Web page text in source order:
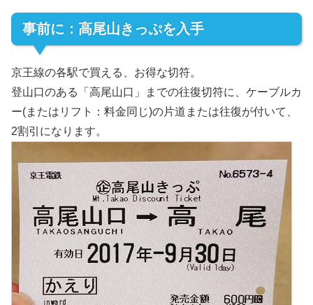
事前に：高尾山きっぷを入手
京王線の各駅で買える、お得な切符。
登山口のある「高尾山口」までの往復切符に、ケーブルカ
ー(またはリフト：料金同じ)の片道または往復が付いて、
2割引になります。